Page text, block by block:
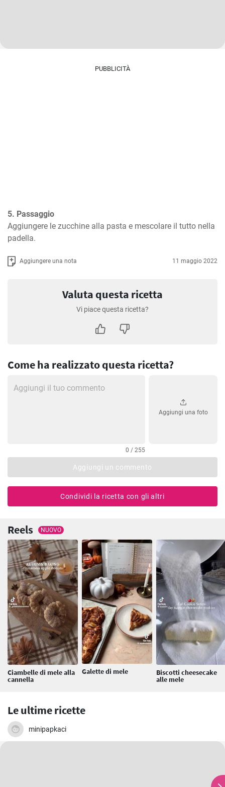
PUBBLICITÀ
5. Passaggio
Aggiungere le zucchine alla pasta e mescolare il tutto nella
padella.
Aggiungere una nota 11 maggio 2022
Valuta questa ricetta
Vi piace questa ricetta?
Come ha realizzato questa ricetta?
0 / 255
Aggiungi una foto
Aggiungi un commento
Condividi la ricetta con gli altri
Reels NUOVO
Ciambelle di mele alla
cannella
Galette di mele Biscotti cheesecake
alle mele
Le ultime ricette
minipapkaci